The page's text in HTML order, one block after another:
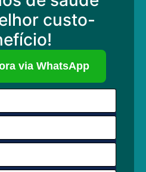
custo-
via WhatsApp